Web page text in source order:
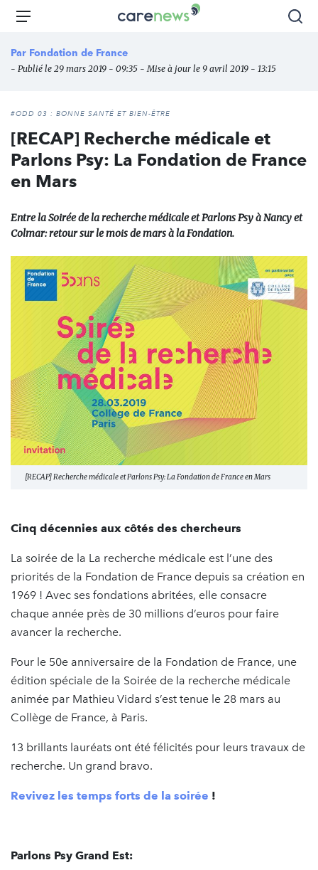
Aller
principal
Carenews,
des
l'engagement
Menu
Par Fondation de France
- Publié le 29 mars 2019 - 09:35 - Mise à jour le 9 avril 2019 - 13:15
#ODD 03 : BONNE SANTÉ ET BIEN-ÊTRE
[RECAP] Recherche médicale et
Parlons Psy: La Fondation de France
en Mars
Entre la Soirée de la recherche médicale et Parlons Psy à Nancy et
Colmar: retour sur le mois de mars à la Fondation.
[RECAP] Recherche médicale et Parlons Psy: La Fondation de France en Mars
Cinq décennies aux côtés des chercheurs
La soirée de la La recherche médicale est l’une des
priorités de la Fondation de France depuis sa création en
1969 ! Avec ses fondations abritées, elle consacre
chaque année près de 30 millions d’euros pour faire
avancer la recherche.
Pour le 50e anniversaire de la Fondation de France, une
édition spéciale de la Soirée de la recherche médicale
animée par Mathieu Vidard s’est tenue le 28 mars au
Collège de France, à Paris.
13 brillants lauréats ont été félicités pour leurs travaux de
recherche. Un grand bravo.
Revivez les temps forts de la soirée !
Parlons Psy Grand Est: